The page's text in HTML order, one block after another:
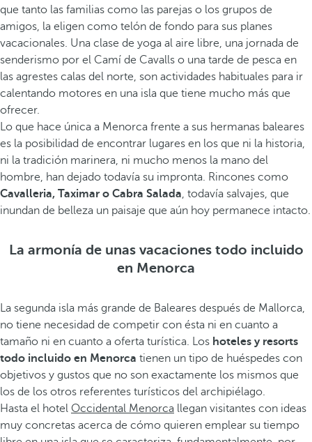
que tanto las familias como las parejas o los grupos de
amigos, la eligen como telón de fondo para sus planes
vacacionales. Una clase de yoga al aire libre, una jornada de
senderismo por el Camí de Cavalls o una tarde de pesca en
las agrestes calas del norte, son actividades habituales para ir
calentando motores en una isla que tiene mucho más que
ofrecer.
Lo que hace única a Menorca frente a sus hermanas baleares
es la posibilidad de encontrar lugares en los que ni la historia,
ni la tradición marinera, ni mucho menos la mano del
hombre, han dejado todavía su impronta. Rincones como
Cavalleria, Taximar o Cabra Salada, todavía salvajes, que
inundan de belleza un paisaje que aún hoy permanece intacto.
La armonía de unas vacaciones todo incluido
en Menorca
La segunda isla más grande de Baleares después de Mallorca,
no tiene necesidad de competir con ésta ni en cuanto a
tamaño ni en cuanto a oferta turística. Los hoteles y resorts
todo incluido en Menorca tienen un tipo de huéspedes con
objetivos y gustos que no son exactamente los mismos que
los de los otros referentes turísticos del archipiélago.
Hasta el hotel Occidental Menorca llegan visitantes con ideas
muy concretas acerca de cómo quieren emplear su tiempo